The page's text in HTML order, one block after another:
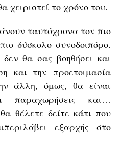
χειριστεί το χρόνο του.
ταυτόχρονα τον πιο
δύσκολο συνοδοιπόρο.
θα σας βοηθήσει και
και την προετοιμασία
άλλη, όμως, θα είναι
παραχωρήσεις και…
θέλετε δείτε κάτι που
εξαρχής στο